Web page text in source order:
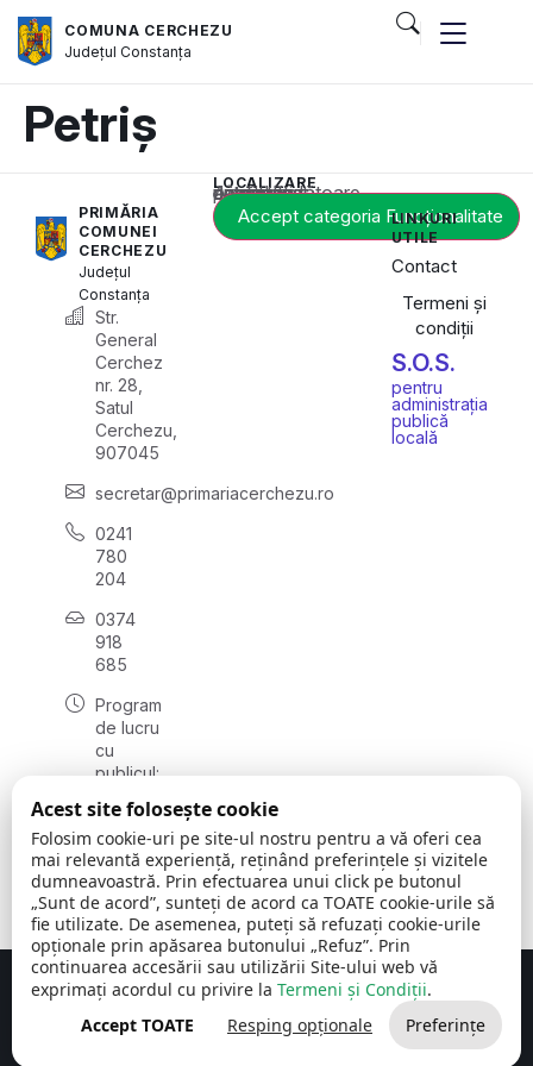
COMUNA CERCHEZU
JudețulConstanța
Petriș
PRIMĂRIA
COMUNEI
CERCHEZU
Județul
Constanța
Str.
General
Cerchez
nr. 28,
Satul
Cerchezu,
907045
secretar@primariacerchezu.ro
0241
780
204
0374
918
685
Program
de lucru
cu
publicul:
08:00 -
16:30
, vineri:
08:00 -
14:00
LOCALIZARE
Acest conținut este blocat până când acceptați categoria corespunzătoare de cookie-uri.
Accept categoria Funcționalitate
LINKURI
UTILE
Contact
Termeni și
condiții
S.O.S.
pentru
administrația
publică
locală
Comuna Cerchezu © 2026Toate drepturile rezervate
Concept realizat de Big Media Relații Publice SRL
Acest site folosește cookie
Folosim cookie-uri pe site-ul nostru pentru a vă oferi cea
mai relevantă experiență, reținând preferințele și vizitele
dumneavoastră. Prin efectuarea unui click pe butonul
„Sunt de acord”, sunteți de acord ca TOATE cookie-urile să
fie utilizate. De asemenea, puteți să refuzați cookie-urile
opționale prin apăsarea butonului „Refuz”. Prin
continuarea accesării sau utilizării Site-ului web vă
exprimați acordul cu privire la Termeni și Condiții.
Accept TOATE
Resping opționale Preferințe